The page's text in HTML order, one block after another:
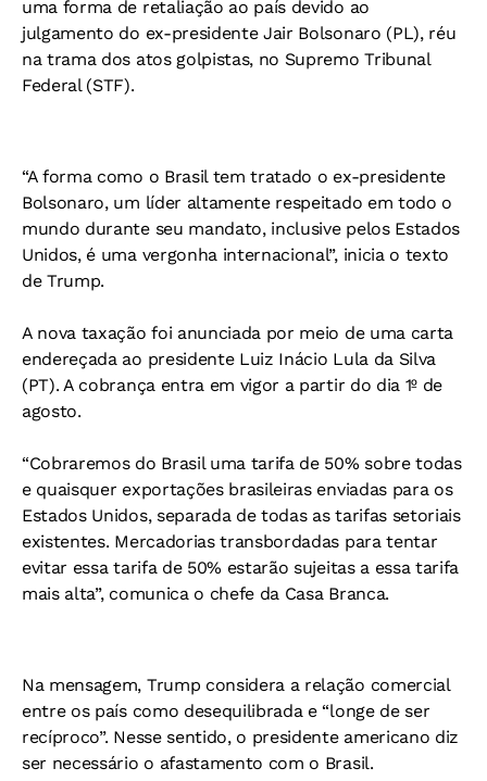
uma forma de retaliação ao país devido ao
julgamento do ex-presidente Jair Bolsonaro (PL), réu
na trama dos atos golpistas, no Supremo Tribunal
Federal (STF).
“A forma como o Brasil tem tratado o ex-presidente
Bolsonaro, um líder altamente respeitado em todo o
mundo durante seu mandato, inclusive pelos Estados
Unidos, é uma vergonha internacional”, inicia o texto
de Trump.
A nova taxação foi anunciada por meio de uma carta
endereçada ao presidente Luiz Inácio Lula da Silva
(PT). A cobrança entra em vigor a partir do dia 1º de
agosto.
“Cobraremos do Brasil uma tarifa de 50% sobre todas
e quaisquer exportações brasileiras enviadas para os
Estados Unidos, separada de todas as tarifas setoriais
existentes. Mercadorias transbordadas para tentar
evitar essa tarifa de 50% estarão sujeitas a essa tarifa
mais alta”, comunica o chefe da Casa Branca.
Na mensagem, Trump considera a relação comercial
entre os país como desequilibrada e “longe de ser
recíproco”. Nesse sentido, o presidente americano diz
ser necessário o afastamento com o Brasil.